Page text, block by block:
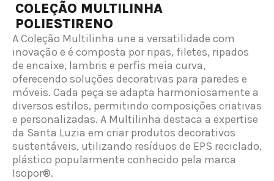
COLEÇÃO MULTILINHA
POLIESTIRENO
A Coleção Multilinha une a versatilidade com
inovação e é composta por ripas, filetes, ripados
de encaixe, lambris e perfis meia curva,
oferecendo soluções decorativas para paredes e
móveis. Cada peça se adapta harmoniosamente a
diversos estilos, permitindo composições criativas
e personalizadas. A Multilinha destaca a expertise
da Santa Luzia em criar produtos decorativos
sustentáveis, utilizando resíduos de EPS reciclado,
plástico popularmente conhecido pela marca
Isopor®.